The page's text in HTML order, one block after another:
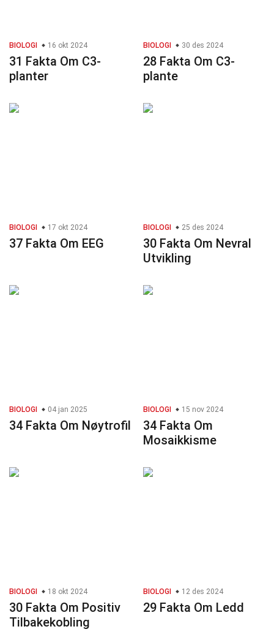
BIOLOGI 16 okt 2024
31 Fakta Om C3-
planter
BIOLOGI 30 des 2024
28 Fakta Om C3-
plante
BIOLOGI 17 okt 2024
37 Fakta Om EEG
BIOLOGI 25 des 2024
30 Fakta Om Nevral
Utvikling
BIOLOGI 04 jan 2025
34 Fakta Om Nøytrofil
BIOLOGI 15 nov 2024
34 Fakta Om
Mosaikkisme
BIOLOGI 18 okt 2024
30 Fakta Om Positiv
Tilbakekobling
BIOLOGI 12 des 2024
29 Fakta Om Ledd